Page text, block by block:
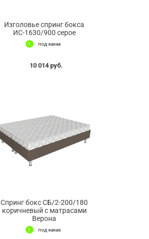
Изголовье спринг бокса
ИС-1630/900 серое
под заказ
10 014 руб.
Спринг бокс СБ/2-200/180
коричневый с матрасами
Верона
под заказ